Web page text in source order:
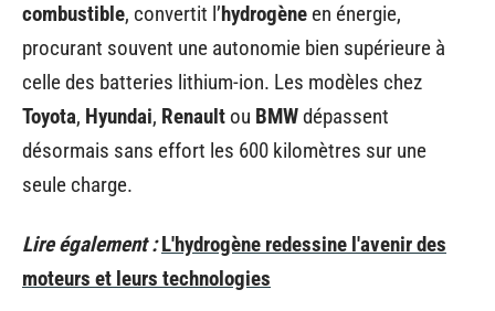
combustible, convertit l’hydrogène en énergie,
procurant souvent une autonomie bien supérieure à
celle des batteries lithium-ion. Les modèles chez
Toyota, Hyundai, Renault ou BMWdépassent
désormais sans effort les 600 kilomètres sur une
seule charge.
Lire également : L'hydrogène redessine l'avenir des
moteurs et leurs technologies